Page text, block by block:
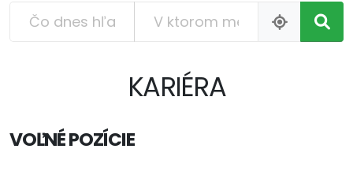
KARIÉRA
VOĽNÉ POZÍCIE